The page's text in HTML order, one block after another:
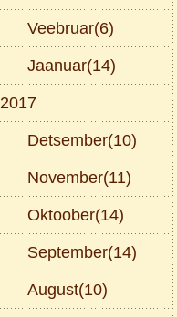
Veebruar(6)
Jaanuar(14)
2017
Detsember(10)
November(11)
Oktoober(14)
September(14)
August(10)